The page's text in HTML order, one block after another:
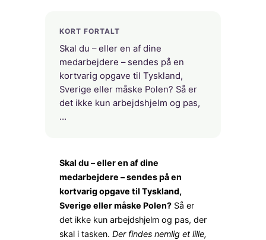
KORT FORTALT
Skal du – eller en af dine
medarbejdere – sendes på en
kortvarig opgave til Tyskland,
Sverige eller måske Polen? Så er
det ikke kun arbejdshjelm og pas,
…
Skal du – eller en af dine
medarbejdere – sendes på en
kortvarig opgave til Tyskland,
Sverige eller måske Polen? Så er
det ikke kun arbejdshjelm og pas, der
skal i tasken. Der findes nemlig et lille,